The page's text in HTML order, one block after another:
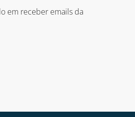
em receber emails da